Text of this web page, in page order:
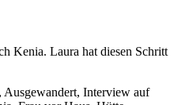
Kenia. Laura hat diesen Schritt